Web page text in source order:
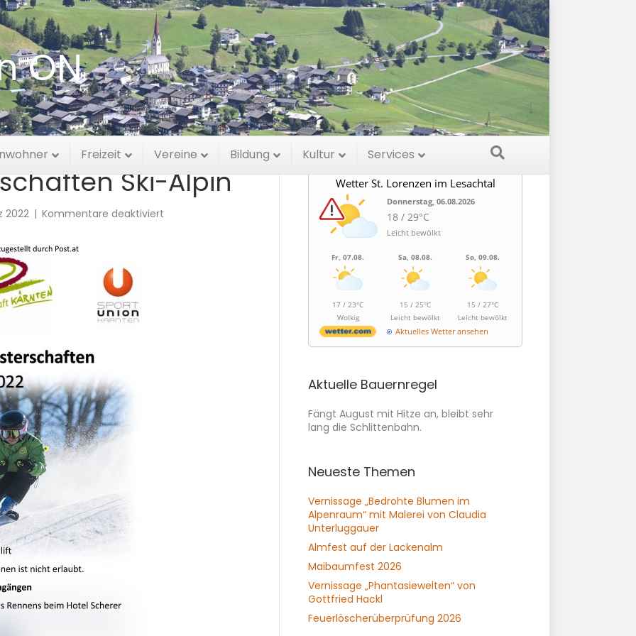
ON
Freizeit Vereine Bildung Kultur Services
Ski-Alpin
2022 | Kommentare deaktiviert
Wetter St. Lorenzen im Lesachtal
Donnerstag, 06.08.2026
18 / 29°C
Leicht bewölkt
Fr, 07.08.
17 / 23°C
Wolkig
Sa, 08.08.
15 / 25°C
Leicht bewölkt
So, 09.08.
15 / 27°C
Leicht bewölkt
Aktuelles Wetter ansehen
Aktuelle Bauernregel
Fängt August mit Hitze an, bleibt sehr
lang die Schlittenbahn.
Neueste Themen
Vernissage „Bedrohte Blumen im
Alpenraum“ mit Malerei von Claudia
Unterluggauer
Almfest auf der Lackenalm
Maibaumfest 2026
Vernissage „Phantasiewelten“ von
Gottfried Hackl
Feuerlöscherüberprüfung 2026